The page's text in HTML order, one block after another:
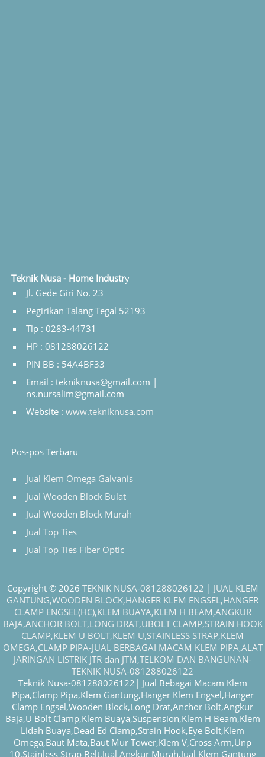
Teknik Nusa - Home Industry
Jl. Gede Giri No. 23
Pegirikan Talang Tegal 52193
Tlp : 0283-44731
HP : 081288026122
PIN BB : 54A4BF33
Email : tekniknusa@gmail.com |
ns.nursalim@gmail.com
Website : www.tekniknusa.com
Pos-pos Terbaru
Jual Klem Omega Galvanis
Jual Wooden Block Bulat
Jual Wooden Block Murah
Jual Top Ties
Jual Top Ties Fiber Optic
Copyright © 2026 TEKNIK NUSA-081288026122 | JUAL KLEM
GANTUNG,WOODEN BLOCK,HANGER KLEM ENGSEL,HANGER
CLAMP ENGSEL(HC),KLEM BUAYA,KLEM H BEAM,ANGKUR
BAJA,ANCHOR BOLT,LONG DRAT,UBOLT CLAMP,STRAIN HOOK
CLAMP,KLEM U BOLT,KLEM U,STAINLESS STRAP,KLEM
OMEGA,CLAMP PIPA-JUAL BERBAGAI MACAM KLEM PIPA,ALAT
JARINGAN LISTRIK JTR dan JTM,TELKOM DAN BANGUNAN-
TEKNIK NUSA-081288026122
Teknik Nusa-081288026122| Jual Bebagai Macam Klem
Pipa,Clamp Pipa,Klem Gantung,Hanger Klem Engsel,Hanger
Clamp Engsel,Wooden Block,Long Drat,Anchor Bolt,Angkur
Baja,U Bolt Clamp,Klem Buaya,Suspension,Klem H Beam,Klem
Lidah Buaya,Dead Ed Clamp,Strain Hook,Eye Bolt,Klem
Omega,Baut Mata,Baut Mur Tower,Klem V,Cross Arm,Unp
10,Stainless Strap Belt,Jual Angkur Murah,Jual Klem Gantung